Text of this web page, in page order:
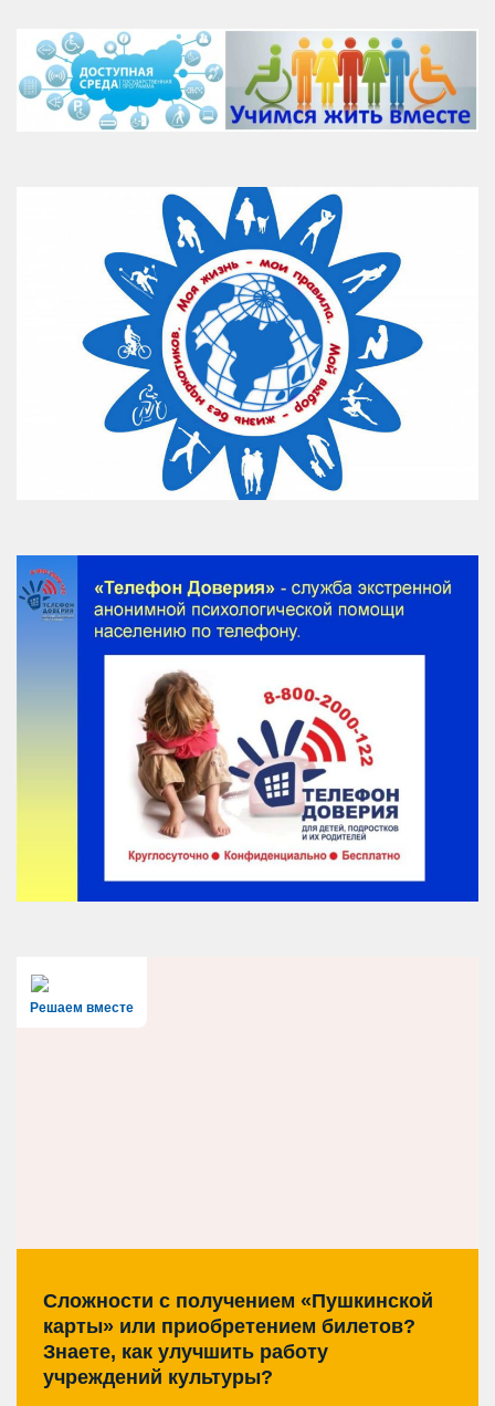
Решаем вместе
Сложности с получением «Пушкинской
карты» или приобретением билетов?
Знаете, как улучшить работу
учреждений культуры?